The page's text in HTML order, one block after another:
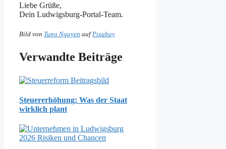
Liebe Grüße,
Dein Ludwigsburg-Portal-Team.
Bild von Tung Nguyen auf Pixabay
Verwandte Beiträge
Steuererhöhung: Was der Staat
wirklich plant